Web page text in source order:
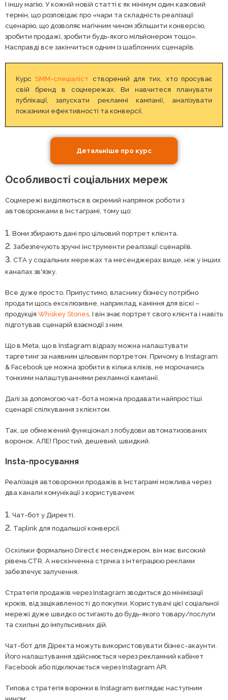
І іншу магію. У кожній новій статті є як мінімум один казковий
термін, що розповідає про «чари та складність реалізації
сценарію, що дозволяє магічним чином збільшити конверсію,
зробити продажі, зробити будь-якого мільйонером тощо».
Насправді все закінчиться одним із шаблонних сценаріїв.
КурсSMM-спеціаліст створений для тих, хто просуває
свій бренд в соцмережах. Ви навчитеся планувати
публікації, запускати рекламні кампанії, аналізувати
показники ефективності та конверсії.
Детальніше про курс
Особливості соціальних мереж
Соцмережі виділяються в окремий напрямок роботи з
автоворонками в Інстаграмі, тому що:
Вони збирають дані про цільовий портрет клієнта.
Забезпечують зручні інструменти реалізації сценаріїв.
CTA у соціальних мережах та месенджерах вище, ніж у інших
каналах зв'язку.
Все дуже просто. Припустимо, власнику бізнесу потрібно
продати щось ексклюзивне, наприклад, каміння для віскі –
продукція Whiskey Stones. І він знає портрет свого клієнта і навіть
підготував сценарій взаємодії з ним.
Що в Meta, що в Instagram відразу можна налаштувати
таргетинг за наявним цільовим портретом. Причому в Instagram
& Facebook це можна зробити в кілька кліків, не морочачись
тонкими налаштуваннями рекламної кампанії.
Далі за допомогою чат-бота можна продавати найпростіші
сценарії спілкування з клієнтом.
Так, це обмежений функціонал з побудови автоматизованих
воронок. АЛЕ! Простий, дешевий, швидкий.
Insta-просування
Реалізація автоворонки продажів в Інстаграмі можлива через
два канали комунікації з користувачем:
Чат-бот у Директі.
Taplink для подальшої конверсії.
Оскільки формально Direct є месенджером, він має високий
рівень CTR. А нескінченна стрічка з інтеграцією реклами
забезпечує залучення.
Стратегія продажів через Instagram зводиться до мінімізації
кроків, від зацікавленості до покупки. Користувачі цієї соціальної
мережі дуже швидко остигають до будь-якого товару/послуги
та схильні до імпульсивних дій.
Чат-бот для Діректа можуть використовувати бізнес-акаунти.
Його налаштування здійснюється через рекламний кабінет
Facebook або підключається через Instagram API.
Типова стратегія воронки в Instagram виглядає наступним